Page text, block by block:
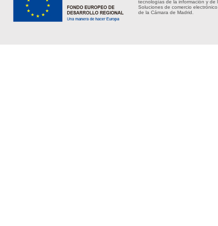
tecnologías de la información y de
Soluciones de comercio
de la Cámara de Madrid.